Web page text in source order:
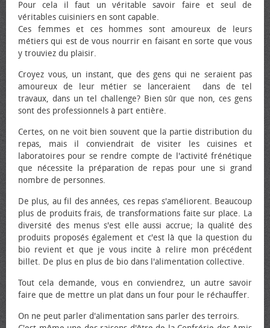
Pour cela il faut un véritable savoir faire et seul de
véritables cuisiniers en sont capable.
Ces femmes et ces hommes sont amoureux de leurs
métiers qui est de vous nourrir en faisant en sorte que vous
y trouviez du plaisir.
Croyez vous, un instant, que des gens qui ne seraient pas
amoureux de leur métier se lanceraient dans de tel
travaux, dans un tel challenge? Bien sûr que non, ces gens
sont des professionnels à part entière.
Certes, on ne voit bien souvent que la partie distribution du
repas, mais il conviendrait de visiter les cuisines et
laboratoires pour se rendre compte de l'activité frénétique
que nécessite la préparation de repas pour une si grand
nombre de personnes.
De plus, au fil des années, ces repas s'améliorent. Beaucoup
plus de produits frais, de transformations faite sur place. La
diversité des menus s'est elle aussi accrue; la qualité des
produits proposés également et c'est là que la question du
bio revient et que je vous incite à relire mon précédent
billet. De plus en plus de bio dans l'alimentation collective.
Tout cela demande, vous en conviendrez, un autre savoir
faire que de mettre un plat dans un four pour le réchauffer.
On ne peut parler d'alimentation sans parler des terroirs.